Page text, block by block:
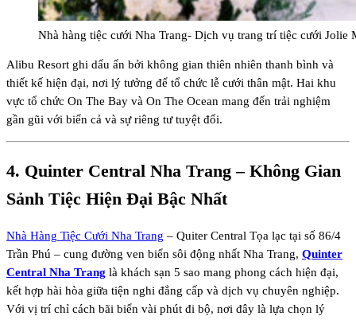
Nhà hàng tiệc cưới Nha Trang- Dịch vụ trang trí tiệc cưới Jolie
Alibu Resort ghi dấu ấn bởi không gian thiên nhiên thanh bình và
thiết kế hiện đại, nơi lý tưởng để tổ chức lễ cưới thân mật. Hai khu
vực tổ chức On The Bay và On The Ocean mang đến trải nghiệm
gần gũi với biển cả và sự riêng tư tuyệt đối.
4. Quinter Central Nha Trang – Không Gian
Sảnh Tiệc Hiện Đại Bậc Nhất
Nhà Hàng Tiệc Cưới Nha Trang – Quiter Central Tọa lạc tại số 86/4
Trần Phú – cung đường ven biển sôi động nhất Nha Trang, Quinter
Central Nha Trang là khách sạn 5 sao mang phong cách hiện đại,
kết hợp hài hòa giữa tiện nghi đẳng cấp và dịch vụ chuyên nghiệp.
Với vị trí chỉ cách bãi biển vài phút đi bộ, nơi đây là lựa chọn lý